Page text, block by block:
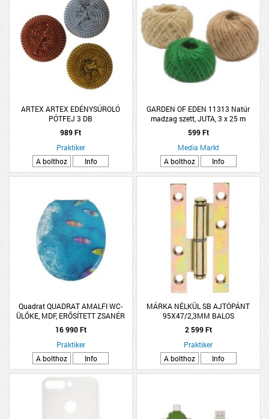
ARTEX ARTEX EDÉNYSÚROLÓ
PÓTFEJ 3 DB
989 Ft
Praktiker
A bolthoz
Info
GARDEN OF EDEN 11313 Natúr
madzag szett, JUTA, 3 x 25 m
599 Ft
Media Markt
A bolthoz
Info
Quadrat QUADRAT AMALFI WC-
ÜLŐKE, MDF, ERŐSÍTETT ZSANÉR
3,3KG, 3 OLDALÁN MINTÁS
16 990 Ft
Praktiker
A bolthoz
Info
MÁRKA NÉLKÜL SB AJTÓPÁNT
95X47/2,3MM BALOS
2 599 Ft
Praktiker
A bolthoz
Info